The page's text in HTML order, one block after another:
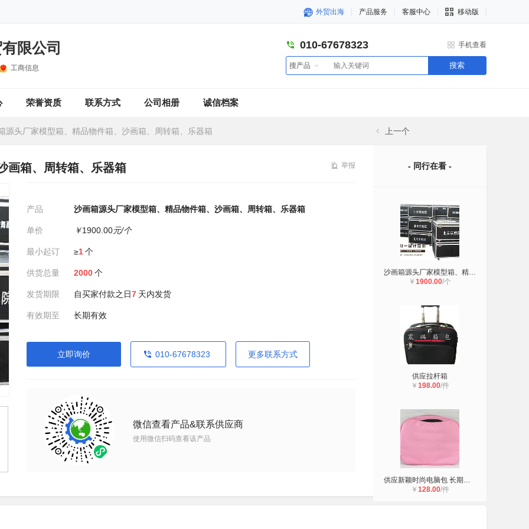
外贸出海 产品服务 客服中心 移动版
限公司
工商信息
010-67678323 手机查看
搜产品 搜索
荣誉资质 联系方式 公司相册 诚信档案
源头厂家模型箱、精品物件箱、沙画箱、周转箱、乐器箱 上一个
画箱、周转箱、乐器箱 举报
产品 沙画箱源头厂家模型箱、精品物件箱、沙画箱、周转箱、乐器箱
单价 ￥1900.00元/个
最小起订 ≥1个
供货总量 2000个
发货期限 自买家付款之日7 天内发货
有效期至 长期有效
立即询价 010-67678323 更多联系方式
微信查看产品&联系供应商
使用微信扫码查看该产品
- 同行在看 -
沙画箱源头厂家模型箱、精品物件箱、
￥ 1900.00/个
供应拉杆箱
￥ 198.00/件
供应新颖时尚电脑包 长期批发定制服
￥ 128.00/件